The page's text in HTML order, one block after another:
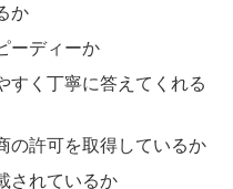
か
ーディーか
すく丁寧に答えてくれる
の許可を取得しているか
されているか